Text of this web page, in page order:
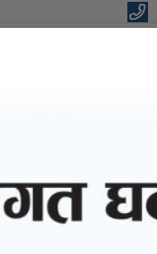
Strong Campaign"